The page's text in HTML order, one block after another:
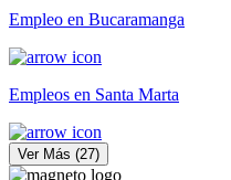
Empleo en Bucaramanga
Empleos en Santa Marta
Ver Más (27)